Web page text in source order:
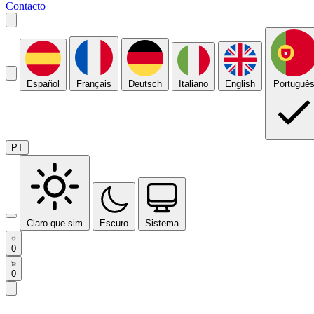
Contacto
Español Français Deutsch Italiano English Português
PT
Claro que sim Escuro Sistema
0
0